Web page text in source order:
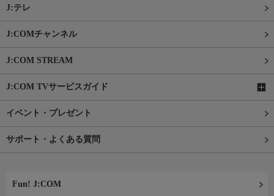
J:テレ
J:COMチャンネル
J:COM STREAM
J:COM TVサービスガイド
イベント・プレゼント
サポート・よくある質問
Fun! J:COM